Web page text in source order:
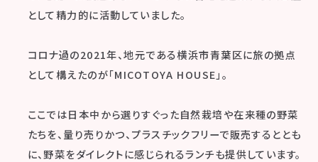
として精力的に活動していました。
コロナ過の2021年、地元である横浜市青葉区に旅の拠点
として構えたのが「MICOTOYA HOUSE」。
ここでは日本中から選りすぐった自然栽培や在来種の野菜
たちを、量り売りかつ、プラスチックフリーで販売するととも
に、野菜をダイレクトに感じられるランチも提供しています。